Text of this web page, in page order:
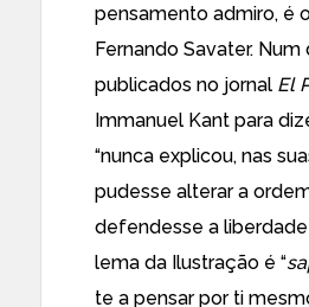
pensamento admiro, é
Fernando Savater.
publicados no jornal El
Immanuel Kant para
“nunca explicou, nas
pudesse alterar a
defendesse a
lema da Ilustração é “
te a pensar por ti